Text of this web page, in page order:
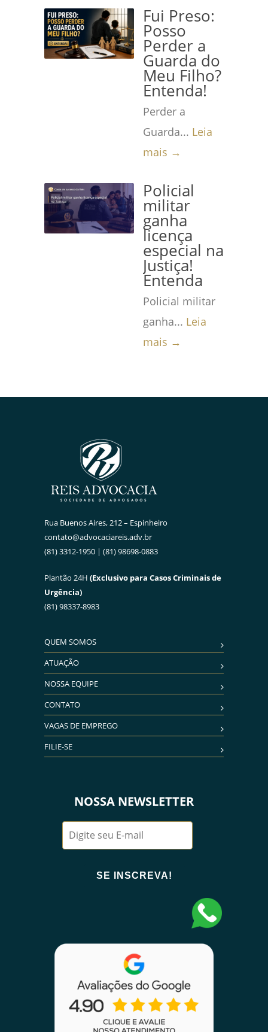
Fui Preso:
Posso
Perder a
Guarda do
Meu Filho?
Entenda!
Perder a
Guarda... Leia
mais →
Policial
militar
ganha
licença
especial na
Justiça!
Entenda
Policial militar
ganha... Leia
mais →
Rua Buenos Aires, 212 – Espinheiro
contato@advocaciareis.adv.br
(81) 3312-1950 | (81) 98698-0883
Plantão 24H (Exclusivo para Casos Criminais de
Urgência)
(81) 98337-8983
QUEM SOMOS
ATUAÇÃO
NOSSA EQUIPE
CONTATO
VAGAS DE EMPREGO
FILIE-SE
NOSSA NEWSLETTER